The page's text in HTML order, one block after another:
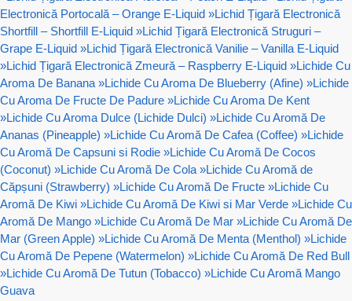
Electronică Portocală – Orange E-Liquid »Lichid Țigară Electronică
Shortfill – Shortfill E-Liquid »Lichid Țigară Electronică Struguri –
Grape E-Liquid »Lichid Țigară Electronică Vanilie – Vanilla E-Liquid
»Lichid Țigară Electronică Zmeură – Raspberry E-Liquid »Lichide Cu
Aroma De Banana »Lichide Cu Aroma De Blueberry (Afine) »Lichide
Cu Aroma De Fructe De Padure »Lichide Cu Aroma De Kent
»Lichide Cu Aroma Dulce (Lichide Dulci) »Lichide Cu Aromă De
Ananas (Pineapple) »Lichide Cu Aromă De Cafea (Coffee) »Lichide
Cu Aromă De Capsuni si Rodie »Lichide Cu Aromă De Cocos
(Coconut) »Lichide Cu Aromă De Cola »Lichide Cu Aromă de
Căpșuni (Strawberry) »Lichide Cu Aromă De Fructe »Lichide Cu
Aromă De Kiwi »Lichide Cu Aromă De Kiwi si Mar Verde »Lichide Cu
Aromă De Mango »Lichide Cu Aromă De Mar »Lichide Cu Aromă De
Mar (Green Apple) »Lichide Cu Aromă De Menta (Menthol) »Lichide
Cu Aromă De Pepene (Watermelon) »Lichide Cu Aromă De Red Bull
»Lichide Cu Aromă De Tutun (Tobacco) »Lichide Cu Aromă Mango
Guava